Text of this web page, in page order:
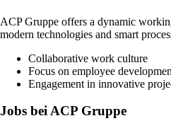
ACP Gruppe offers a dynamic
modern technologies and smart
Collaborative work culture
Focus on employee
Engagement in innovative
Jobs bei ACP Gruppe